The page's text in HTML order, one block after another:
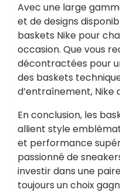
Avec une large
et de designs
baskets Nike pour
occasion. Que vous
décontractées pour
des baskets
d’entraînement, Nike
En conclusion, les
allient style
et performance
passionné de
investir dans une
toujours un choix